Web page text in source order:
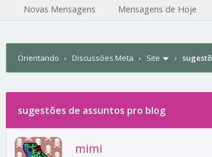
Novas Mensagens Mensagens de Hoje
Orientando › Discussões Meta › Site ›
0 votos - 0 média
1
2
3
4
5
sugestões de assuntos pro blog
mimi